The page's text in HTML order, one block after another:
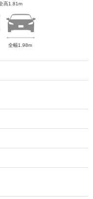
高1.81m
全幅1.98m